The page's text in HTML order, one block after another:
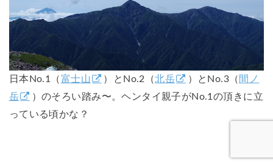
日本No.1（富士山 ）とNo.2（北岳 ）とNo.3（ 間ノ
岳
）のそろい踏み〜。ヘンタイ親子がNo.1の頂きに立
っている頃かな？